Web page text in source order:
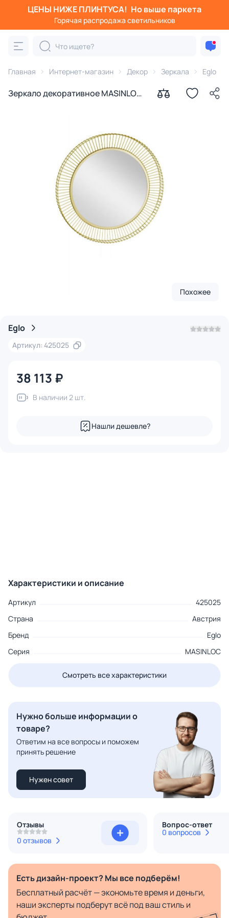
ЦЕНЫ НИЖЕ ПЛИНТУСА! Но выше паркета
Горячая распродажа светильников
Главная Интернет-магазин Декор Зеркала Eglo
Зеркало декоративное MASINLOC
Похожее
Eglo
Артикул: 425025
38 113 ₽
В наличии 2 шт.
Нашли дешевле?
Характеристики и описание
Артикул
425025
Страна
Австрия
Бренд
Eglo
Серия
MASINLOC
Смотреть все характеристики
Нужно больше информации о
товаре?
Ответим на все вопросы и поможем
принять решение
Нужен совет
Отзывы
0 отзывов
Вопрос-ответ
0 вопросов
Есть дизайн-проект? Мы все подберём!
Бесплатный расчёт — экономьте время и деньги,
наши эксперты подберут всё под ваш стиль и